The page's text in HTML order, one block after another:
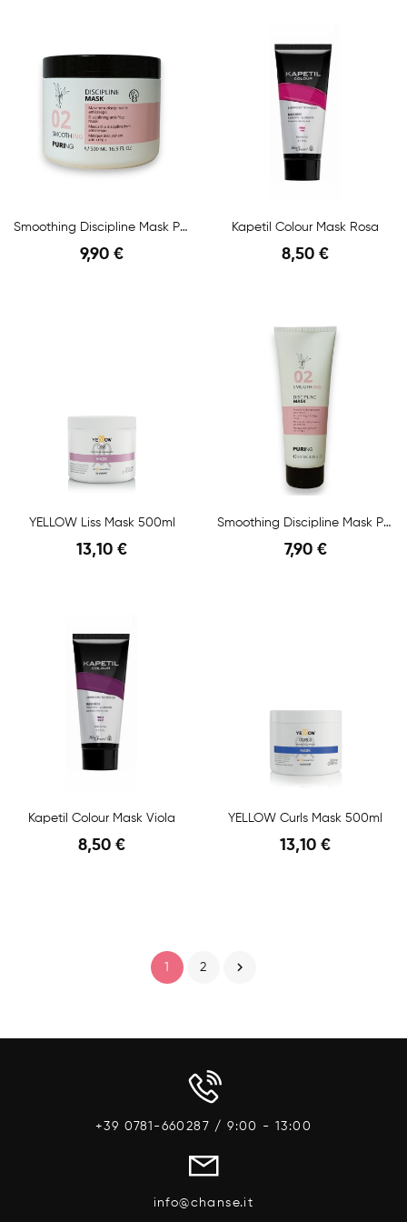
Smoothing Discipline Mask Ph 4,5 - 5,0 500Ml
9,90 €
Kapetil Colour Mask Rosa
8,50 €
YELLOW Liss Mask 500ml
13,10 €
Smoothing Discipline Mask Ph 4,5 - 5,0 250Ml
7,90 €
Kapetil Colour Mask Viola
8,50 €
YELLOW Curls Mask 500ml
13,10 €
1 2 
+39 0781-660287 / 9:00 - 13:00
info@chanse.it